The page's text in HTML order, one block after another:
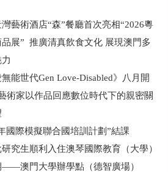
藝術酒店“森”餐廳首次亮相“2026粵
展” 推廣清真飲食文化 展現澳門多
能世代Gen Love-Disabled》八月開
術家以作品回應數位時代下的親密關
國際模擬聯合國培訓計劃”結課
究生順利入住澳琴國際教育（大學）
——澳門大學辦學點（德智廣場）